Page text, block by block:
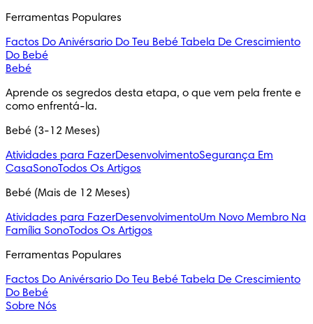
Ferramentas Populares
Factos Do Anivérsario Do Teu Bebé Tabela De Crescimiento
Do Bebé
Bebé
Aprende os segredos desta etapa, o que vem pela frente e
como enfrentá-la.
Bebé (3-12 Meses)
Atividades para FazerDesenvolvimentoSegurança Em
CasaSonoTodos Os Artigos
Bebé (Mais de 12 Meses)
Atividades para FazerDesenvolvimentoUm Novo Membro Na
Família SonoTodos Os Artigos
Ferramentas Populares
Factos Do Anivérsario Do Teu Bebé Tabela De Crescimiento
Do Bebé
Sobre Nós